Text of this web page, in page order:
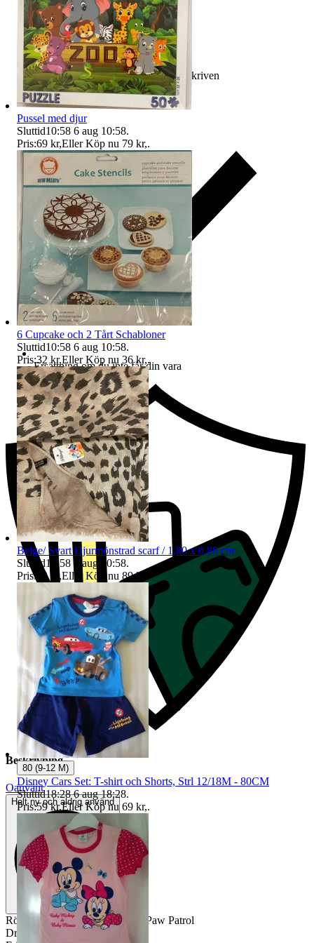
Ersättning om varan inte är som beskriven
Ersättning om du inte får din vara
Beskrivning
Oanvänt
Helt ny och aldrig använd
Röd vattenflaska med motiv av Paw Patrol
Droppfri
Pussel med djur
Sluttid10:58 6 aug 10:58.
Pris:69 kr,Eller Köp nu 79 kr,.
6 Cupcake och 2 Tårt Schabloner
Sluttid10:58 6 aug 10:58.
Pris:32 kr,Eller Köp nu 36 kr,.
Beige/ Svart Djurmönstrad scarf / 1,80 x 0,88 cm
Sluttid10:58 6 aug 10:58.
Pris:
79 kr ,Eller Köp nu 89 kr
80 (9-12 M)
Disney Cars Set: T-shirt och Shorts, Strl 12/18M - 80CM
Sluttid18:28 6 aug 18:28.
Pris:59 kr,Eller Köp nu 69 kr,.